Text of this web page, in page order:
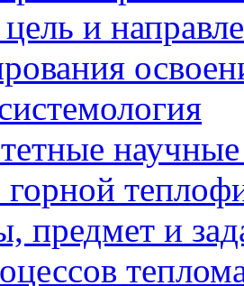
и
научные
горной
предмет и